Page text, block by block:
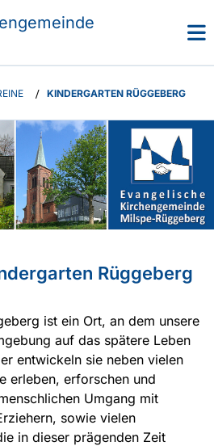
/ KINDERGARTEN RÜGGEBERG
Rüggeberg
ist ein Ort, an dem unsere
auf das spätere Leben
entwickeln sie neben vielen
erleben, erforschen und
Umgang mit
sowie vielen
in dieser prägenden Zeit